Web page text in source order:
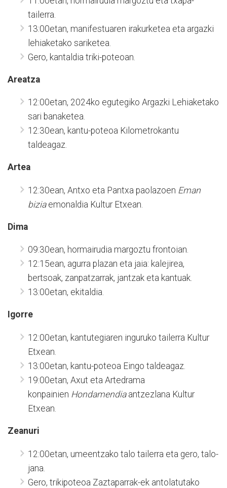
tailerra.
13:00etan, manifestuaren irakurketea eta argazki
lehiaketako sariketea.
Gero, kantaldia triki-poteoan.
Areatza
12:00etan, 2024ko egutegiko Argazki Lehiaketako
sari banaketea.
12:30ean, kantu-poteoa Kilometrokantu
taldeagaz.
Artea
12:30ean, Antxo eta Pantxa paolazoen Eman
biziaemonaldia Kultur Etxean.
Dima
09:30ean, hormairudia margoztu frontoian.
12:15ean, agurra plazan eta jaia: kalejirea,
bertsoak, zanpatzarrak, jantzak eta kantuak.
13:00etan, ekitaldia.
Igorre
12:00etan, kantutegiaren inguruko tailerra Kultur
Etxean.
13:00etan, kantu-poteoa Eingo taldeagaz.
19:00etan, Axut eta Artedrama
konpainien Hondamendia antzezlana Kultur
Etxean.
Zeanuri
12:00etan, umeentzako talo tailerra eta gero, talo-
jana.
Gero, trikipoteoa Zaztaparrak-ek antolatutako